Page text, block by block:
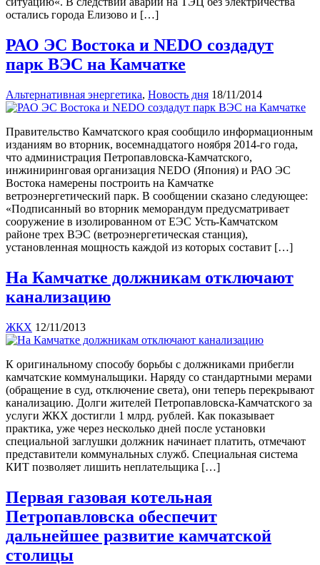
остались города Елизово и […]
РАО ЭС Востока и NEDO создадут
парк ВЭС на Камчатке
Альтернативная энергетика, Новость дня 18/11/2014
Правительство Камчатского края сообщило информационным
изданиям во вторник, восемнадцатого ноября 2014-го года,
что администрация Петропавловска-Камчатского,
инжиниринговая организация NEDO (Япония) и РАО ЭС
Востока намерены построить на Камчатке
ветроэнергетический парк. В сообщении сказано следующее:
«Подписанный во вторник меморандум предусматривает
сооружение в изолированном от ЕЭС Усть-Камчатском
районе трех ВЭС (ветроэнергетическая станция),
установленная мощность каждой из которых составит […]
На Камчатке должникам отключают
канализацию
ЖКХ 12/11/2013
К оригинальному способу борьбы с должниками прибегли
камчатские коммунальщики. Наряду со стандартными мерами
(обращение в суд, отключение света), они теперь перекрывают
канализацию. Долги жителей Петропавловска-Камчатского за
услуги ЖКХ достигли 1 млрд. рублей. Как показывает
практика, уже через несколько дней после установки
специальной заглушки должник начинает платить, отмечают
представители коммунальных служб. Специальная система
КИТ позволяет лишить неплательщика […]
Первая газовая котельная
Петропавловска обеспечит
дальнейшее развитие камчатской
столицы